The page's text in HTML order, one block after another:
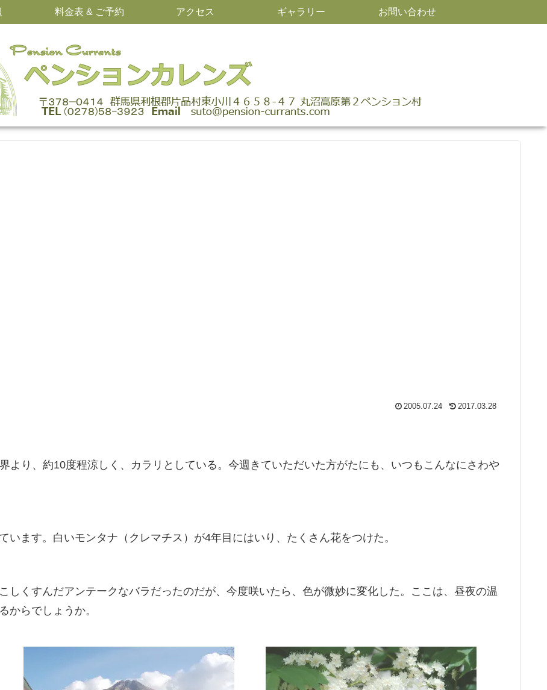
料金表 & ご予約 アクセス ギャラリー お問い合わせ
2005.07.24 2017.03.28
より、約10度程涼しく、カラリとしている。今週きていただいた方がたにも、いつもこんなにさわや
います。白いモンタナ（クレマチス）が4年目にはいり、たくさん花をつけた。
しくすんだアンテークなバラだったのだが、今度咲いたら、色が微妙に変化した。ここは、昼夜の温
からでしょうか。